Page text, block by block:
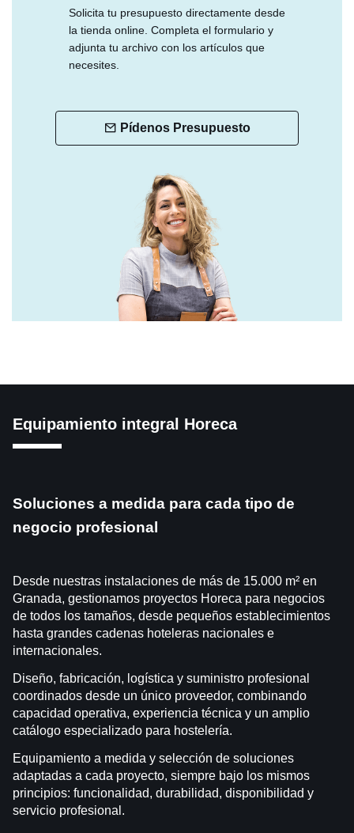
Solicita tu presupuesto directamente desde
la tienda online. Completa el formulario y
adjunta tu archivo con los artículos que
necesites.
Pídenos Presupuesto
Equipamiento integral Horeca
Soluciones a medida para cada tipo de
negocio profesional
Desde nuestras instalaciones de más de 15.000 m² en
Granada, gestionamos proyectos Horeca para negocios
de todos los tamaños, desde pequeños establecimientos
hasta grandes cadenas hoteleras nacionales e
internacionales.
Diseño, fabricación, logística y suministro profesional
coordinados desde un único proveedor, combinando
capacidad operativa, experiencia técnica y un amplio
catálogo especializado para hostelería.
Equipamiento a medida y selección de soluciones
adaptadas a cada proyecto, siempre bajo los mismos
principios: funcionalidad, durabilidad, disponibilidad y
servicio profesional.